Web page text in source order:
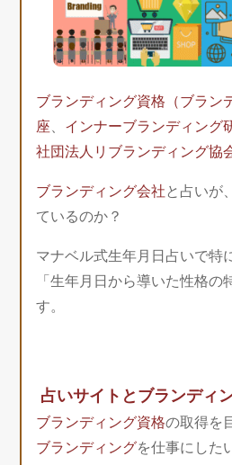
ブランディング資格（ブラン
座、 インナーブランディング
社団法人リブランディング協
ブランディング会社 と占いが
ているのか？
マナベル式生年月日占いで特
「生年月日から導いた性格の
す。
占いサイトとブランディ
ブランディング資格の取得を
ブランディングを仕事にした